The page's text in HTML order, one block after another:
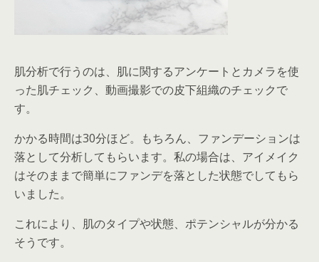
肌分析で行うのは、肌に関するアンケートとカメラを使
った肌チェック、動画撮影での皮下組織のチェックで
す。
かかる時間は30分ほど。もちろん、ファンデーションは
落として分析してもらいます。私の場合は、アイメイク
はそのままで簡単にファンデを落とした状態でしてもら
いました。
これにより、肌のタイプや状態、ポテンシャルが分かる
そうです。